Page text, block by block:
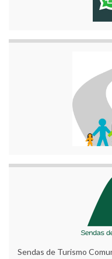
Sendas de Turismo